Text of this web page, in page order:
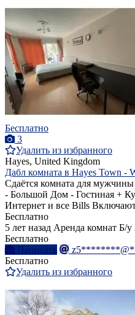
Бесплатно
3
Удалить из избранного
Hayes, United Kingdom
Дабл комната в Hayes Town -
Сдаётся комната для
- Большой Дом - Гостиная +
Интернет и все Bills
Бесплатно
5 лет назад Аренда комнат Б/у
Бесплатно
Написать
Бесплатно
Удалить из избранного